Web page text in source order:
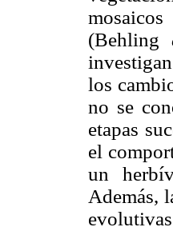
(Behling
los
no se
etapas
el
un
Además,